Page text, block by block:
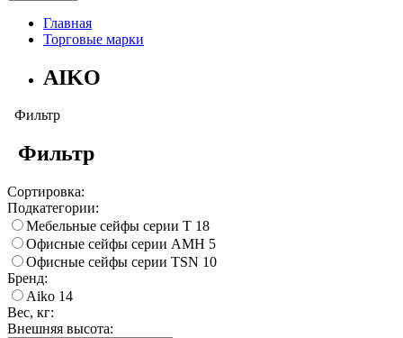
Главная
Торговые марки
AIKO
Фильтр
Фильтр
Сортировка:
Подкатегории:
Мебельные сейфы серии Т 18
Офисные сейфы серии AMH 5
Офисные сейфы серии TSN 10
Бренд:
Aiko 14
Вес, кг:
Внешняя высота: